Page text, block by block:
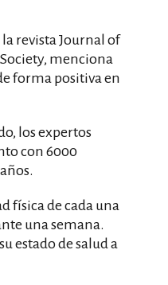
revista Journal of
menciona
forma positiva en
los expertos
con 6000
física de cada una
una semana.
estado de salud a